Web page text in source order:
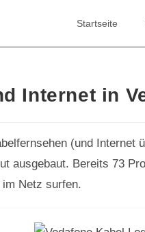
Startseite
Internet in
(und Internet
ausgebaut. Bereits 73
Netz surfen.